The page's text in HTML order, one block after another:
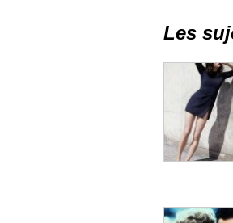
Les